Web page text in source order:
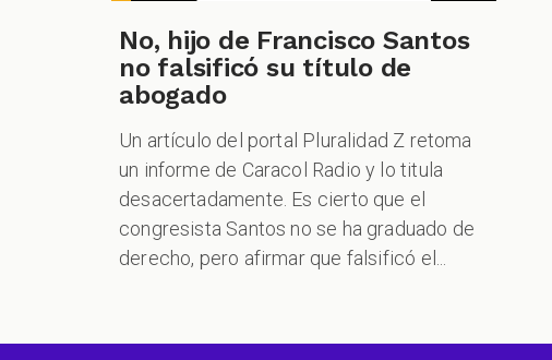
No, hijo de Francisco Santos
no falsificó su título de
abogado
Un artículo del portal Pluralidad Z retoma
un informe de Caracol Radio y lo titula
desacertadamente. Es cierto que el
congresista Santos no se ha graduado de
derecho, pero afirmar que falsificó el...